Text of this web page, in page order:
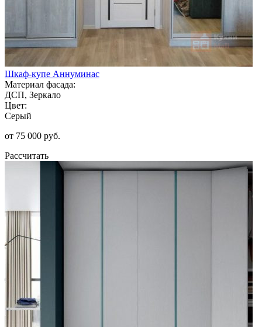
Шкаф-купе Аннуминас
Материал фасада:
ДСП, Зеркало
Цвет:
Серый
от 75 000 руб.
Рассчитать